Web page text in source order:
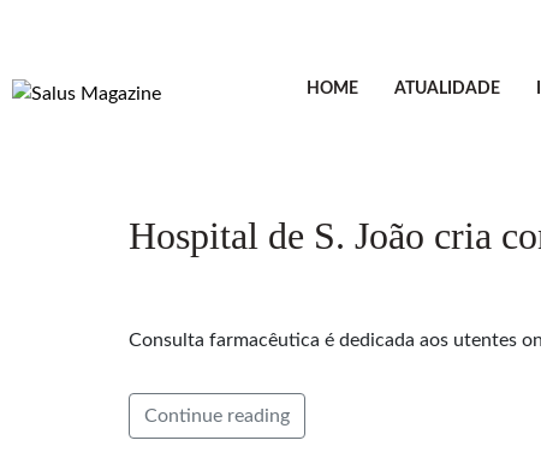
HOME ATUALIDADE
Hospital de S. João cria
Consulta farmacêutica é dedicada aos utentes
Continue reading